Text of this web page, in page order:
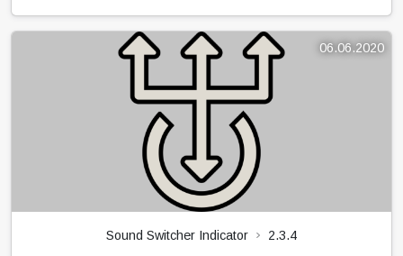
06.06.2020
Sound Switcher Indicator 2.3.4